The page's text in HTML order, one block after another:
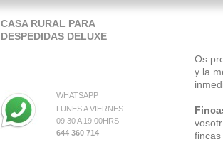
Os
y la
CASA RURAL PARA
DESPEDIDAS DELUXE
WHATSAPP
LUNES A VIERNES
09,30 A 19,00HRS
644 360 714